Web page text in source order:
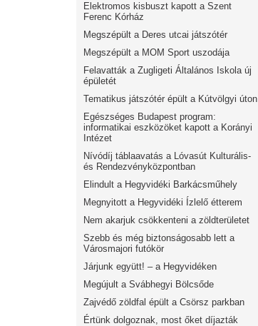
Elektromos kisbuszt kapott a Szent
Ferenc Kórház
Megszépült a Deres utcai játszótér
Megszépült a MOM Sport uszodája
Felavatták a Zugligeti Általános Iskola új
épületét
Tematikus játszótér épült a Kútvölgyi úton
Egészséges Budapest program:
informatikai eszközöket kapott a Korányi
Intézet
Nívódíj táblaavatás a Lóvasút Kulturális-
és Rendezvényközpontban
Elindult a Hegyvidéki Barkácsműhely
Megnyitott a Hegyvidéki Ízlelő étterem
Nem akarjuk csökkenteni a zöldterületet
Szebb és még biztonságosabb lett a
Városmajori futókör
Járjunk együtt! – a Hegyvidéken
Megújult a Svábhegyi Bölcsőde
Zajvédő zöldfal épült a Csörsz parkban
Értünk dolgoznak, most őket díjazták